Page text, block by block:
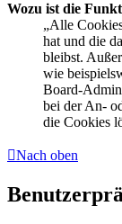
Wozu ist die
„Alle
hat und die
bleibst.
wie
Board-
bei der An-
die Cookies
Nach oben